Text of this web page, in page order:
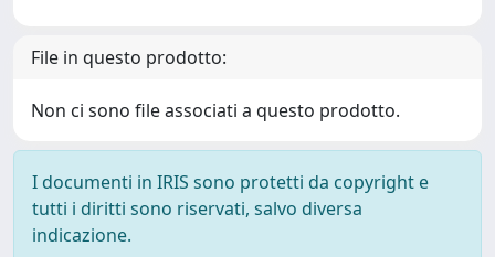
File in questo prodotto:
Non ci sono file associati a questo prodotto.
I documenti in IRIS sono protetti da copyright e
tutti i diritti sono riservati, salvo diversa
indicazione.